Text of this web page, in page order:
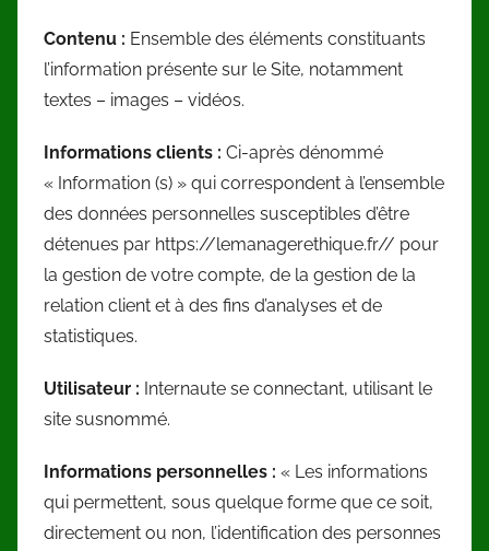
Contenu : Ensemble des éléments constituants
l’information présente sur le Site, notamment
textes – images – vidéos.
Informations clients : Ci-après dénommé
« Information (s) » qui correspondent à l’ensemble
des données personnelles susceptibles d’être
détenues par https://lemanagerethique.fr// pour
la gestion de votre compte, de la gestion de la
relation client et à des fins d’analyses et de
statistiques.
Utilisateur : Internaute se connectant, utilisant le
site susnommé.
Informations personnelles : « Les informations
qui permettent, sous quelque forme que ce soit,
directement ou non, l’identification des personnes